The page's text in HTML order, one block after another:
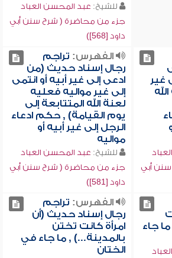
للشيخ: عبد المحسن العباد
جزء من محاضرة ( شرح سنن أبي
داود [568])
غير
أبي
الفهرس: تراجم
رجال إسناد حديث (من
ادعى إلى غير أبيه أو انتمى
إلى غير مواليه فعليه
لعنة الله المتتابعة إلى
يوم القيامة) , حكم ادعاء
الرجل إلى غير أبيه أو
مواليه
للشيخ: عبد المحسن العباد
جزء من محاضرة ( شرح سنن أبي
داود [581])
جاء
الفهرس: تراجم
رجال إسناد حديث (أن
امرأة كانت تختن
بالمدينة...) , ما جاء في
الختان